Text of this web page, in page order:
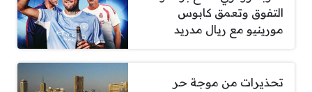
التفوق وتعمق كابوس
مورينيو مع ريال مدريد
تحذيرات من موجة حر